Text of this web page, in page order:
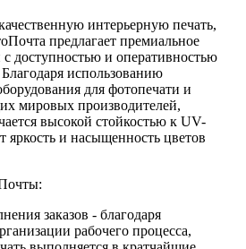
интерьерную печать,
предлагает премиальное
с доступностью и оперативностью
использованию
для фотопечати и
мировых производителей,
высокой стойкостью к UV-
яркость и насыщенность цветов
заказов - благодаря
рабочего процесса,